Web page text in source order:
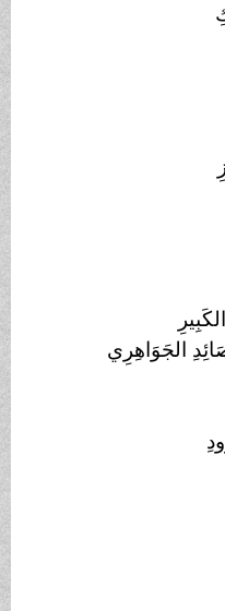
الجَوَاهِرِي